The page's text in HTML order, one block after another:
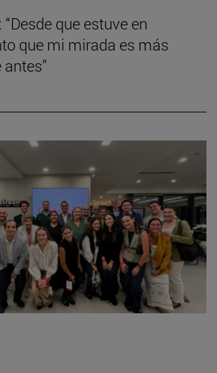
que estuve en
que mi mirada es más